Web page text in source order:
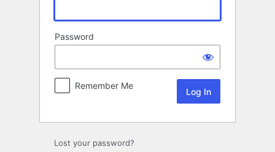
Password
Remember Me
Lost your password?